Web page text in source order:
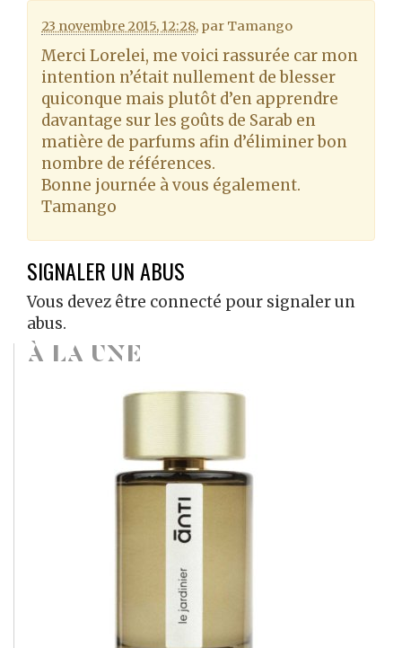
23 novembre 2015, 12:28, par Tamango
Merci Lorelei, me voici rassurée car mon
intention n’était nullement de blesser
quiconque mais plutôt d’en apprendre
davantage sur les goûts de Sarab en
matière de parfums afin d’éliminer bon
nombre de références.
Bonne journée à vous également.
Tamango
SIGNALER UN ABUS
Vous devez être connecté pour signaler un
abus.
À LA UNE